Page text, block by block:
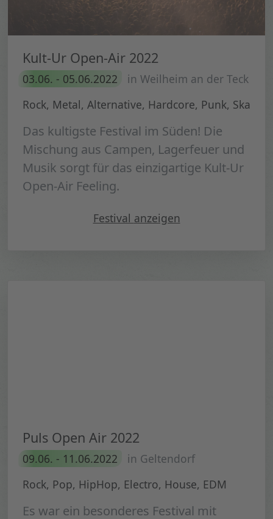
Kult-Ur Open-Air 2022
03.06. - 05.06.2022
in Weilheim an der Teck
Rock, Metal, Alternative, Hardcore, Punk, Ska
Das kultigste Festival im Süden! Die
Mischung aus Campen, Lagerfeuer und
Musik sorgt für das einzigartige Kult-Ur
Open-Air Feeling.
Festival " Kult-Ur Open-Air 2022"
anzeigen
Puls Open Air 2022
09.06. - 11.06.2022
in Geltendorf
Rock, Pop, HipHop, Electro, House, EDM
Es war ein besonderes Festival mit